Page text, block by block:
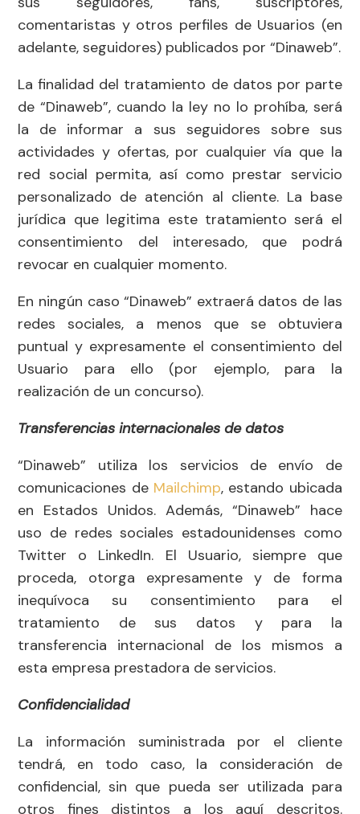
comentaristas y otros perfiles de Usuarios (en
adelante, seguidores) publicados por “Dinaweb”.
La finalidad del tratamiento de datos por parte
de “Dinaweb”, cuando la ley no lo prohíba, será
la de informar a sus seguidores sobre sus
actividades y ofertas, por cualquier vía que la
red social permita, así como prestar servicio
personalizado de atención al cliente. La base
jurídica que legitima este tratamiento será el
consentimiento del interesado, que podrá
revocar en cualquier momento.
En ningún caso “Dinaweb” extraerá datos de las
redes sociales, a menos que se obtuviera
puntual y expresamente el consentimiento del
Usuario para ello (por ejemplo, para la
realización de un concurso).
Transferencias internacionales de datos
“Dinaweb” utiliza los servicios de envío de
comunicaciones de Mailchimp, estando ubicada
en Estados Unidos. Además, “Dinaweb” hace
uso de redes sociales estadounidenses como
Twitter o LinkedIn. El Usuario, siempre que
proceda, otorga expresamente y de forma
inequívoca su consentimiento para el
tratamiento de sus datos y para la
transferencia internacional de los mismos a
esta empresa prestadora de servicios.
Confidencialidad
La información suministrada por el cliente
tendrá, en todo caso, la consideración de
confidencial, sin que pueda ser utilizada para
otros fines distintos a los aquí descritos.